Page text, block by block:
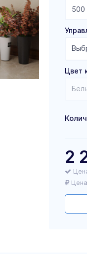
Цвет
2